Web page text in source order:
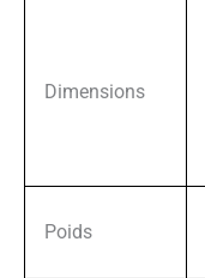
Dimensions
Poids